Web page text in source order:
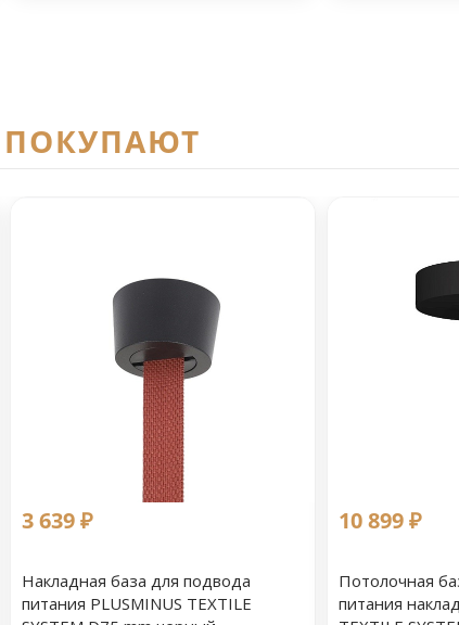
3 639 ₽
Накладная база для подвода
питания PLUSMINUS TEXTILE
10 899 ₽
Потолочная
питания